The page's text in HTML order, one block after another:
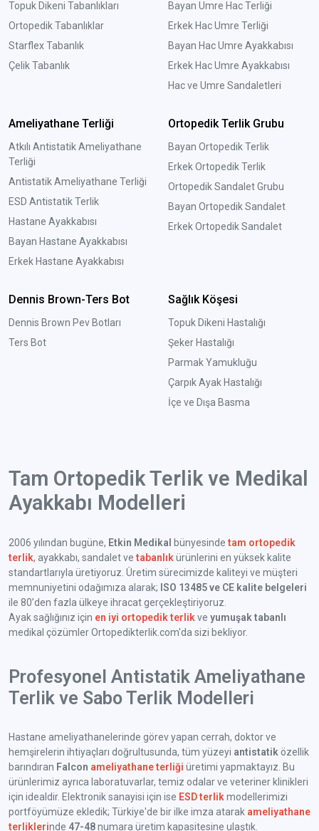
Topuk Dikeni Tabanlıkları
Ortopedik Tabanlıklar
Starflex Tabanlık
Çelik Tabanlık
Bayan Umre Hac Terliği
Erkek Hac Umre Terliği
Bayan Hac Umre Ayakkabısı
Erkek Hac Umre Ayakkabısı
Hac ve Umre Sandaletleri
Ameliyathane Terliği
Atkılı Antistatik Ameliyathane
Terliği
Antistatik Ameliyathane Terliği
ESD Antistatik Terlik
Hastane Ayakkabısı
Bayan Hastane Ayakkabısı
Erkek Hastane Ayakkabısı
Ortopedik Terlik Grubu
Bayan Ortopedik Terlik
Erkek Ortopedik Terlik
Ortopedik Sandalet Grubu
Bayan Ortopedik Sandalet
Erkek Ortopedik Sandalet
Dennis Brown-Ters Bot
Dennis Brown Pev Botları
Ters Bot
Sağlık Köşesi
Topuk Dikeni Hastalığı
Şeker Hastalığı
Parmak Yamukluğu
Çarpık Ayak Hastalığı
İçe ve Dışa Basma
Tam Ortopedik Terlik ve Medikal
Ayakkabı Modelleri
2006 yılından bugüne, Etkin Medikal bünyesindetam ortopedik
terlik, ayakkabı, sandalet vetabanlık ürünlerini en yüksek kalite
standartlarıyla üretiyoruz. Üretim sürecimizde kaliteyi ve müşteri
memnuniyetini odağımıza alarak; ISO 13485 ve CE kalite belgeleri
ile 80’den fazla ülkeye ihracat gerçekleştiriyoruz.
Ayak sağlığınız için en iyi ortopedik terlik ve yumuşak tabanlı
medikal çözümler Ortopedikterlik.com'da sizi bekliyor.
Profesyonel Antistatik Ameliyathane
Terlik ve Sabo Terlik Modelleri
Hastane ameliyathanelerinde görev yapan cerrah, doktor ve
hemşirelerin ihtiyaçları doğrultusunda, tüm yüzeyi antistatik özellik
barındıran Falcon ameliyathane terliği üretimi yapmaktayız. Bu
ürünlerimiz ayrıca laboratuvarlar, temiz odalar ve veteriner klinikleri
için idealdir. Elektronik sanayisi için ise ESD terlik modellerimizi
portföyümüze ekledik; Türkiye'de bir ilke imza atarak ameliyathane
terliklerinde 47-48numara üretim kapasitesine ulaştık.